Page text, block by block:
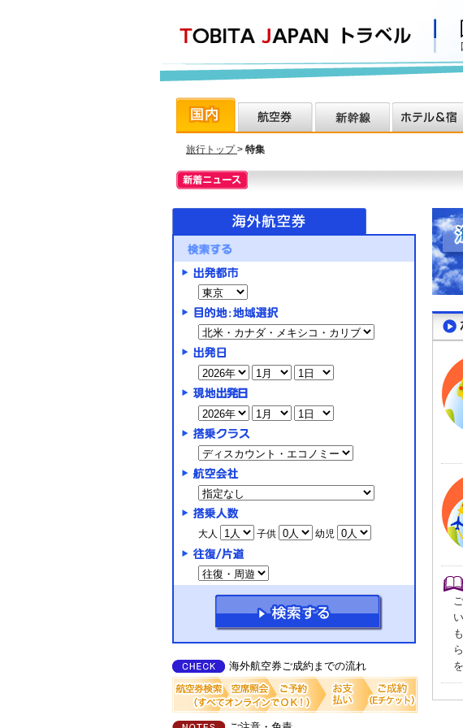
旅行トップ> 特集
大人 子供 幼児
海外航空券ご成約までの流れ